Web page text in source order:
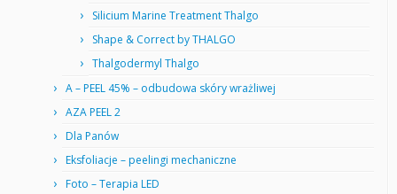
Silicium Marine Treatment Thalgo
Shape & Correct by THALGO
Thalgodermyl Thalgo
A – PEEL 45% – odbudowa skóry wrażliwej
AZA PEEL 2
Dla Panów
Eksfoliacje – peelingi mechaniczne
Foto – Terapia LED